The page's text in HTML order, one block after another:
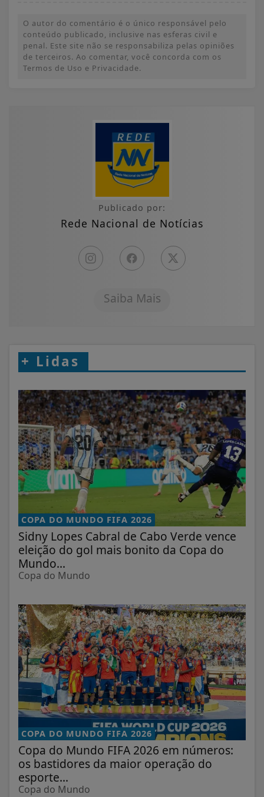
O autor do comentário é o único responsável pelo
conteúdo publicado, inclusive nas esferas civil e
penal. Este site não se responsabiliza pelas opiniões
de terceiros. Ao comentar, você concorda com os
Termos de Uso e Privacidade.
Publicado por:
Rede Nacional de Notícias
Saiba Mais
+ Lidas
COPA DO MUNDO FIFA 2026
Sidny Lopes Cabral de Cabo Verde vence
eleição do gol mais bonito da Copa do
Mundo...
Copa do Mundo
COPA DO MUNDO FIFA 2026
Copa do Mundo FIFA 2026 em números:
os bastidores da maior operação do
esporte...
Copa do Mundo